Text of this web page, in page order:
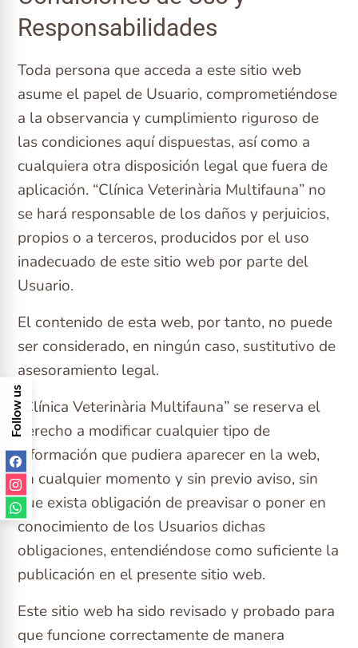
Responsabilidades
Toda persona que acceda a este sitio web
asume el papel de Usuario, comprometiéndose
a la observancia y cumplimiento riguroso de
las condiciones aquí dispuestas, así como a
cualquiera otra disposición legal que fuera de
aplicación. “Clínica Veterinària Multifauna” no
se hará responsable de los daños y perjuicios,
propios o a terceros, producidos por el uso
inadecuado de este sitio web por parte del
Usuario.
El contenido de esta web, por tanto, no puede
ser considerado, en ningún caso, sustitutivo de
asesoramiento legal.
“Clínica Veterinària Multifauna” se reserva el
derecho a modificar cualquier tipo de
información que pudiera aparecer en la web,
en cualquier momento y sin previo aviso, sin
que exista obligación de preavisar o poner en
conocimiento de los Usuarios dichas
obligaciones, entendiéndose como suficiente la
publicación en el presente sitio web.
Este sitio web ha sido revisado y probado para
que funcione correctamente de manera
F
o
l
l
o
w
u
s
o
n
S
o
c
i
a
l
M
e
d
i a